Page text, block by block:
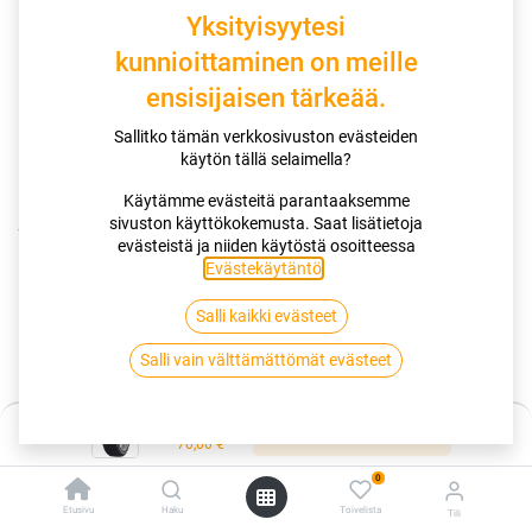
70,00€
Etusivu Haku
0
Toivelista Tili
Kauppa
195/60R15 88V TRIANGLE RELIAXTOURING TE307
195/60R15 88V TRIANGLE
RELIAXTOURING TE307
70,00€/ kpl
Saatavilla
Yksityisyytesi
kunnioittaminen on meille
ensisijaisen tärkeää.
Sallitko tämän verkkosivuston evästeiden
käytön tällä selaimella?
Käytämme evästeitä parantaaksemme
sivuston käyttökokemusta. Saat lisätietoja
evästeistä ja niiden käytöstä osoitteessa
Evästekäytäntö
Salli kaikki evästeet
Salli vain välttämättömät evästeet